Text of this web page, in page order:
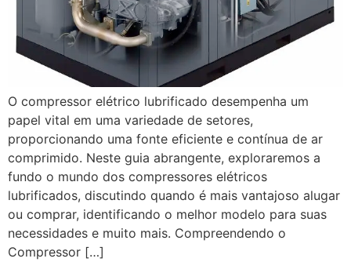
O compressor elétrico lubrificado desempenha um
papel vital em uma variedade de setores,
proporcionando uma fonte eficiente e contínua de ar
comprimido. Neste guia abrangente, exploraremos a
fundo o mundo dos compressores elétricos
lubrificados, discutindo quando é mais vantajoso alugar
ou comprar, identificando o melhor modelo para suas
necessidades e muito mais. Compreendendo o
Compressor […]